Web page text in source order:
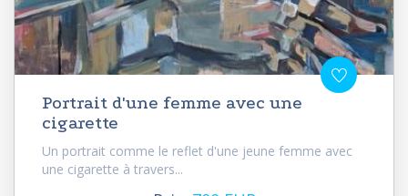
Portrait d'une femme avec une
cigarette
Un portrait comme le reflet d'une jeune femme avec
une cigarette à travers...